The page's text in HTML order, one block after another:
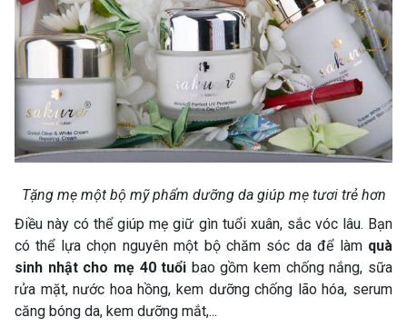
Tặng mẹ một bộ mỹ phẩm dưỡng da giúp mẹ tươi trẻ hơn
Điều này có thể giúp mẹ giữ gìn tuổi xuân, sắc vóc lâu. Bạn
có thể lựa chọn nguyên một bộ chăm sóc da để làm quà
sinh nhật cho mẹ 40 tuổi bao gồm kem chống nắng, sữa
rửa mặt, nước hoa hồng, kem dưỡng chống lão hóa, serum
căng bóng da, kem dưỡng mắt,...